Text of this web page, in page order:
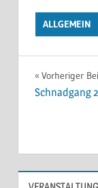
ALLGEMEIN
Vorheriger
Schnadgang